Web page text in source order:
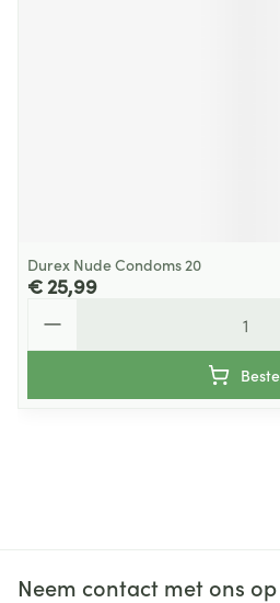
Durex Nude Condoms 20
€ 25,99
Neem contact met ons op